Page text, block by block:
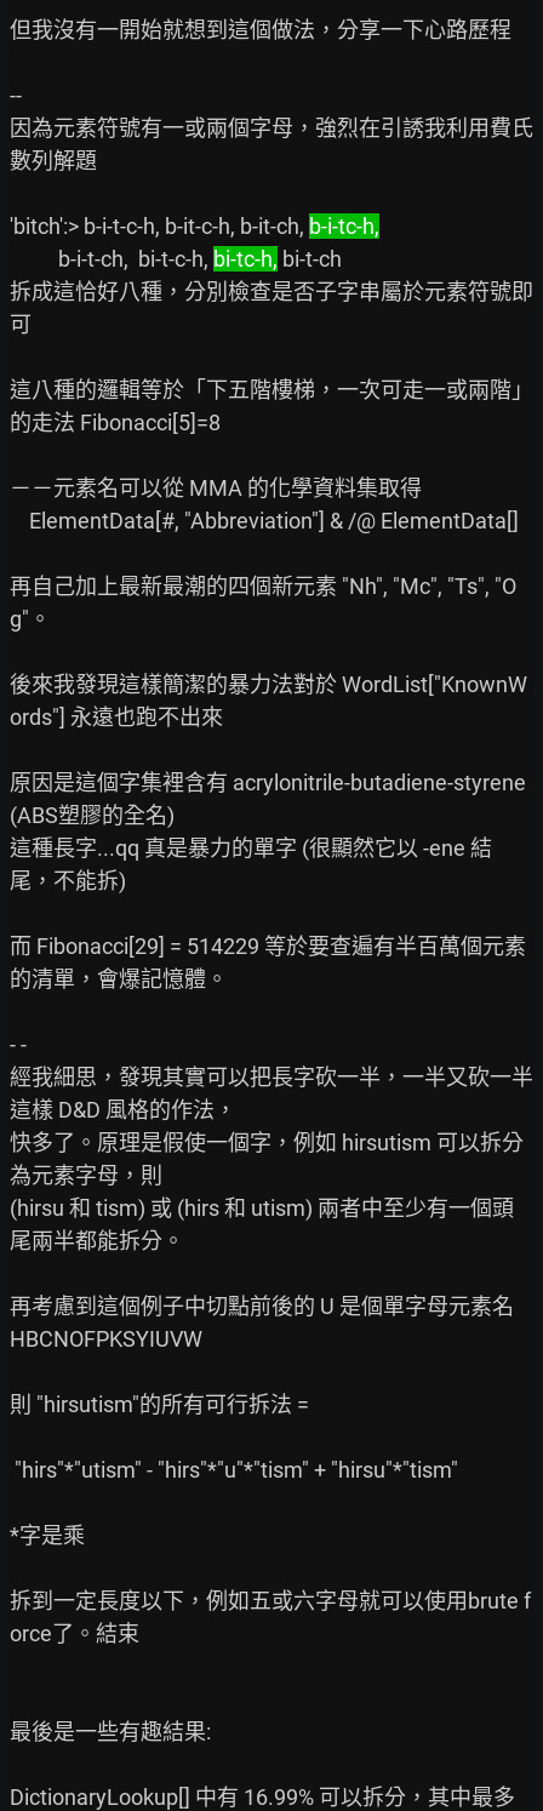
但我沒有一開始就想到這個做法，分享一下心路歷程
--
因為元素符號有一或兩個字母，強烈在引誘我利用費氏
數列解題
'bitch':> b-i-t-c-h, b-it-c-h, b-it-ch, b-i-tc-h,
          b-i-t-ch,  bi-t-c-h,
bi-tc-h, bi-t-ch
拆成這恰好八種，分別檢查是否子字串屬於元素符號即
可
這八種的邏輯等於「下五階樓梯，一次可走一或兩階」
的走法 Fibonacci[5]=8
－－元素名可以從 MMA 的化學資料集取得
再自己加上最新最潮的四個新元素 "Nh", "Mc", "Ts", "O
g"。
後來我發現這樣簡潔的暴力法對於 WordList["KnownW
ords"] 永遠也跑不出來
原因是這個字集裡含有 acrylonitrile-butadiene-styrene
(ABS塑膠的全名)
這種長字...qq 真是暴力的單字 (很顯然它以 -ene 結
尾，不能拆)
而 Fibonacci[29] = 514229 等於要查遍有半百萬個元素
的清單，會爆記憶體。
- -
經我細思，發現其實可以把長字砍一半，一半又砍一半
這樣 D&D 風格的作法，
快多了。原理是假使一個字，例如 hirsutism 可以拆分
為元素字母，則
(hirsu 和 tism) 或 (hirs 和 utism) 兩者中至少有一個頭
尾兩半都能拆分。
再考慮到這個例子中切點前後的 U 是個單字母元素名
HBCNOFPKSYIUVW
則 "hirsutism"的所有可行拆法 =
*字是乘
拆到一定長度以下，例如五或六字母就可以使用brute f
orce了。結束
最後是一些有趣結果:
DictionaryLookup[] 中有 16.99% 可以拆分，其中最多